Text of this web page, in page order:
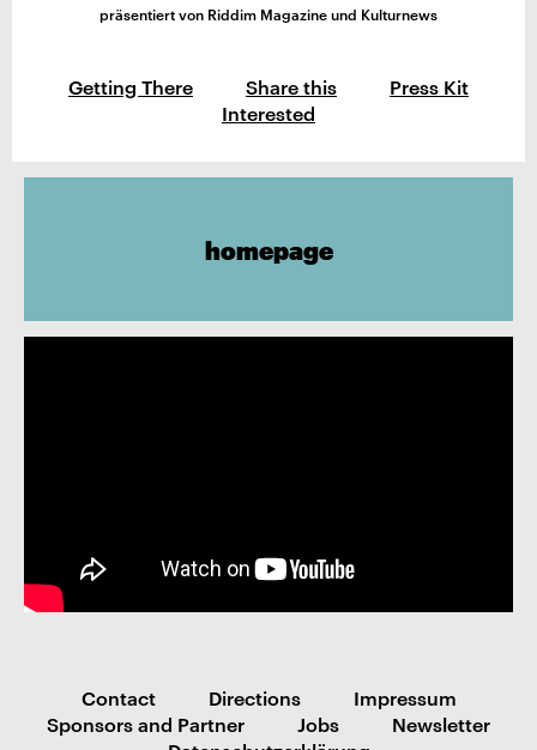
präsentiert von Riddim Magazine und Kulturnews
Getting There Share this
Press Kit
Interested
homepage
Contact Directions
Impressum
Sponsors and Partner
Jobs
Newsletter